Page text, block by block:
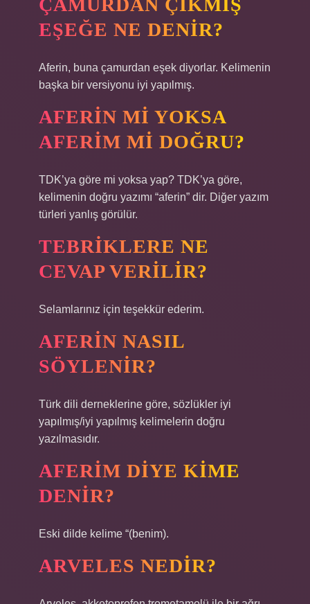
ÇAMURDAN ÇIKMIŞ
EŞEĞE NE DENIR?
Aferin, buna çamurdan eşek diyorlar. Kelimenin
başka bir versiyonu iyi yapılmış.
AFERIN MI YOKSA
AFERIM MI DOĞRU?
TDK’ya göre mi yoksa yap? TDK’ya göre,
kelimenin doğru yazımı “aferin” dir. Diğer yazım
türleri yanlış görülür.
TEBRIKLERE NE
CEVAP VERILIR?
Selamlarınız için teşekkür ederim.
AFERIN NASIL
SÖYLENIR?
Türk dili derneklerine göre, sözlükler iyi
yapılmış/iyi yapılmış kelimelerin doğru
yazılmasıdır.
AFERIM DIYE KIME
DENIR?
Eski dilde kelime “(benim).
ARVELES NEDIR?